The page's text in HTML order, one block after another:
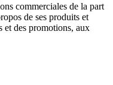
commerciales de la part
de ses produits et
et des promotions, aux